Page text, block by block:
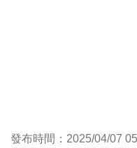
發布時間：2025/04/07